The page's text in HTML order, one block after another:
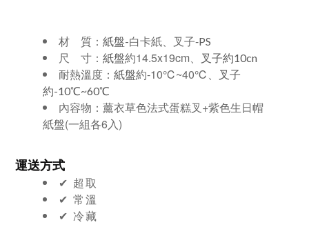
材 質： 紙盤-白卡紙、叉子-PS
尺 寸： 紙盤約14.5x19cm、 叉子約10cn
耐熱溫度： 紙盤約-10℃~40℃、
叉子
約-10℃~60℃
內容物：薰衣草色法式蛋糕叉+紫色生日帽
紙盤(一組各6入)
運送方式
✔︎ 超取
✔︎ 常溫
✔︎ 冷藏